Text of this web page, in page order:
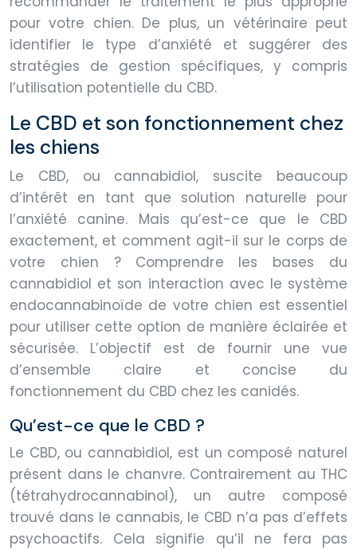
pour votre chien. De plus, un vétérinaire peut
identifier le type d’anxiété et suggérer des
stratégies de gestion spécifiques, y compris
l’utilisation potentielle du CBD.
Le CBD et son fonctionnement chez
les chiens
Le CBD, ou cannabidiol, suscite beaucoup
d’intérêt en tant que solution naturelle pour
l’anxiété canine. Mais qu’est-ce que le CBD
exactement, et comment agit-il sur le corps de
votre chien ? Comprendre les bases du
cannabidiol et son interaction avec le système
endocannabinoïde de votre chien est essentiel
pour utiliser cette option de manière éclairée et
sécurisée. L’objectif est de fournir une vue
d’ensemble claire et concise du
fonctionnement du CBD chez les canidés.
Qu’est-ce que le CBD ?
Le CBD, ou cannabidiol, est un composé naturel
présent dans le chanvre. Contrairement au THC
(tétrahydrocannabinol), un autre composé
trouvé dans le cannabis, le CBD n’a pas d’effets
psychoactifs. Cela signifie qu’il ne fera pas